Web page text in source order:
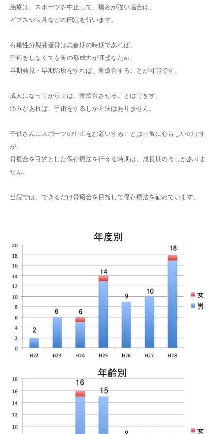
治療は、スポーツを中止して、痛みが強い場合は、
ギプスや装具などの固定を行います。
有痛性分裂膝蓋骨は思春期の時期であれば、
手術をしなくても骨の形成力が旺盛なため、
早期発見・早期治療をすれば、骨癒合することが可能です。
成人になってからでは、骨癒合させることはできず、
痛みがあれば、手術をするしか方法はありません。
子供さんにスポーツの中止をお願いすることは非常に心苦しいのです
が、
骨癒合を目的とした保存療法を行える時期は、成長期の今しかありま
せん。
当院では、できるだけ骨癒合を目指して保存療法を勧めています。